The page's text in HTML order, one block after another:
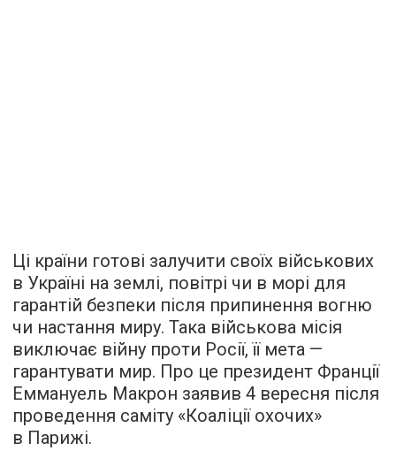
Ці країни готові залучити своїх військових
в Україні на землі, повітрі чи в морі для
гарантій безпеки після припинення вогню
чи настання миру. Така військова місія
виключає війну проти Росії, її мета —
гарантувати мир. Про це президент Франції
Еммануель Макрон заявив 4 вересня після
проведення саміту «Коаліції охочих»
в Парижі.